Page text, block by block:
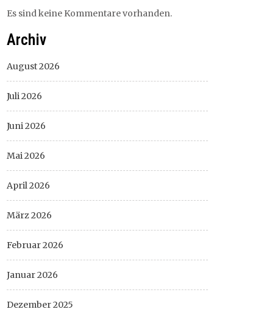
Es sind keine Kommentare vorhanden.
Archiv
August 2026
Juli 2026
Juni 2026
Mai 2026
April 2026
März 2026
Februar 2026
Januar 2026
Dezember 2025